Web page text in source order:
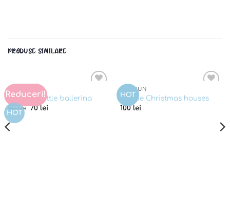
PRODUSE SIMILARE
Reduceri!
HOT
wishlist
SALOPETE
Salopeta little ballerina
90
lei Pretul
70leiPretul
HOT
wishlist
CRACIUN
Rochie Christmas houses
100 lei